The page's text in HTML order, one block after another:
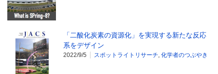
「二酸化炭素の資源化」を実現する新たな反応
系をデザイン
2022/9/5 スポットライトリサーチ 化学者のつぶやき